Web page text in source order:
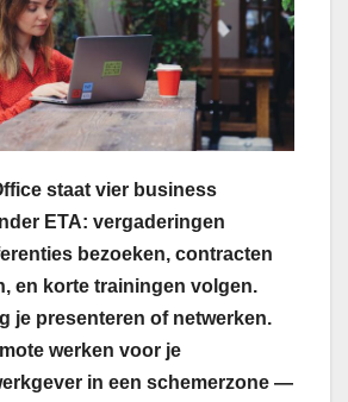
staat vier business
ETA: vergaderingen
bezoeken, contracten
en korte trainingen volgen.
je presenteren of netwerken.
werken voor je
in een schemerzone —